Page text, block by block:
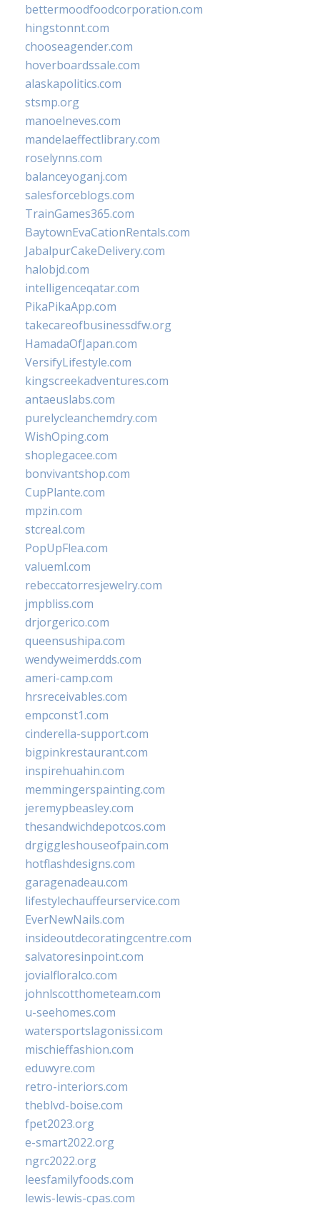
bettermoodfoodcorporation.com
hingstonnt.com
chooseagender.com
hoverboardssale.com
alaskapolitics.com
stsmp.org
manoelneves.com
mandelaeffectlibrary.com
roselynns.com
balanceyoganj.com
salesforceblogs.com
TrainGames365.com
BaytownEvaCationRentals.com
JabalpurCakeDelivery.com
halobjd.com
intelligenceqatar.com
PikaPikaApp.com
takecareofbusinessdfw.org
HamadaOfJapan.com
VersifyLifestyle.com
kingscreekadventures.com
antaeuslabs.com
purelycleanchemdry.com
WishOping.com
shoplegacee.com
bonvivantshop.com
CupPlante.com
mpzin.com
stcreal.com
PopUpFlea.com
valueml.com
rebeccatorresjewelry.com
jmpbliss.com
drjorgerico.com
queensushipa.com
wendyweimerdds.com
ameri-camp.com
hrsreceivables.com
empconst1.com
cinderella-support.com
bigpinkrestaurant.com
inspirehuahin.com
memmingerspainting.com
jeremypbeasley.com
thesandwichdepotcos.com
drgiggleshouseofpain.com
hotflashdesigns.com
garagenadeau.com
lifestylechauffeurservice.com
EverNewNails.com
insideoutdecoratingcentre.com
salvatoresinpoint.com
jovialfloralco.com
johnlscotthometeam.com
u-seehomes.com
watersportslagonissi.com
mischieffashion.com
eduwyre.com
retro-interiors.com
theblvd-boise.com
fpet2023.org
e-smart2022.org
ngrc2022.org
leesfamilyfoods.com
lewis-lewis-cpas.com